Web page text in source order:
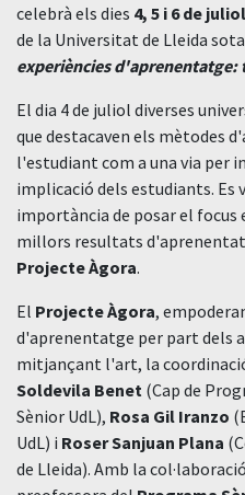
celebrà els dies 4, 5 i 6 de
de la Universitat de Lleida
experiències d'aprenentatge:
El dia 4 de juliol diverses
que destacaven els mètodes
l'estudiant com a una via per
implicació dels estudiants. Es
importància de posar el
millors resultats
Projecte Àgora.
El Projecte Àgora,
d'aprenentatge per part dels
mitjançant l'art, la
Soldevila Benet (Cap de
Sènior UdL), Rosa Gil Iranzo
UdL) i Roser Sanjuan Plana
de Lleida). Amb la